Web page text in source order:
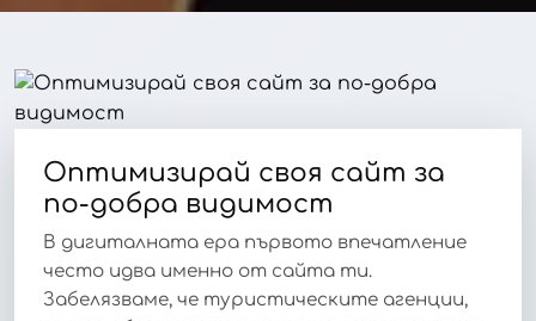
Оптимизирай своя сайт за
по-добра видимост
В дигиталната ера първото впечатление
често идва именно от сайта ти.
Забелязваме, че туристическите агенции,